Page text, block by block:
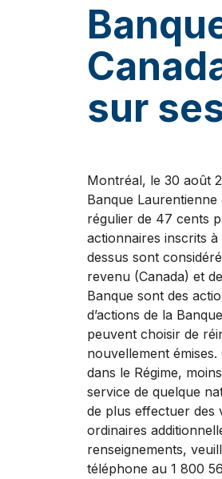
sur
Montréal, le 30 août
Banque
régulier de 47 cents
actionnaires inscrits
dessus sont
revenu (Canada) et
Banque sont des
d’actions de la
peuvent choisir de
nouvellement
dans le Régime,
service de quelque
de plus effectuer des
ordinaires
renseignements,
téléphone au 1 800